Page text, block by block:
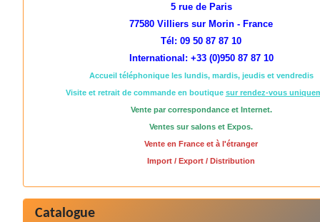
5 rue de Paris
77580 Villiers sur Morin - France
Tél: 09 50 87 87 10
International: +33 (0)950 87 87 10
Accueil téléphonique les lundis, mardis, jeudis et vendredis
Visite et retrait de commande en boutique sur rendez-vous
Vente par correspondance et Internet.
Ventes sur salons et Expos.
Vente en France et à l'étranger
Import / Export / Distribution
Catalogue